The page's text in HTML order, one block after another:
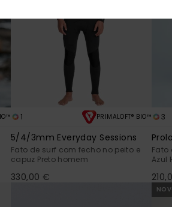
1 PRIMALOFT® BIO™
5/4/3mm Everyday Sessions
Fato de surf com fecho no peito e
capuz Preto homem
330,00 €
3
Fato
Azul